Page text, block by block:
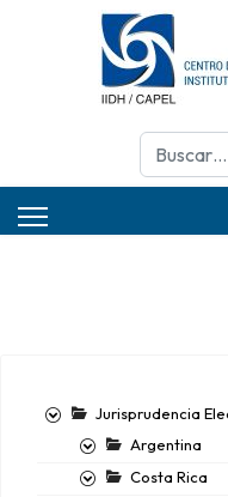
Buscar
Jurisprudencia
Argentina
Costa Rica